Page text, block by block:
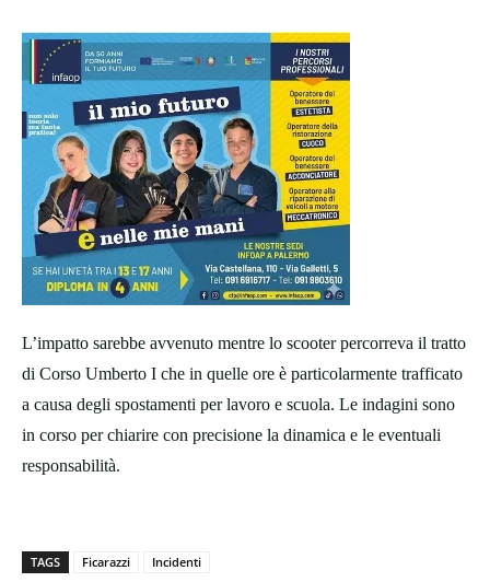
L’impatto sarebbe avvenuto mentre lo scooter percorreva il tratto
di Corso Umberto I che in quelle ore è particolarmente trafficato
a causa degli spostamenti per lavoro e scuola. Le indagini sono
in corso per chiarire con precisione la dinamica e le eventuali
responsabilità.
TAGS Ficarazzi Incidenti